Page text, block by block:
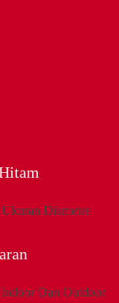
Diameter
Dan Outdoor